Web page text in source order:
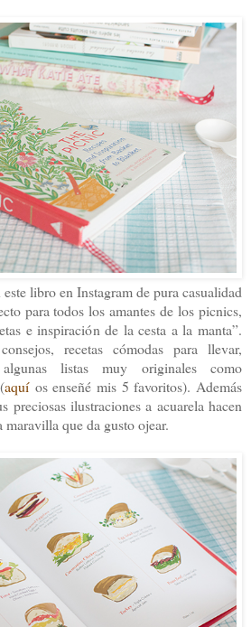
libro en Instagram de pura casualidad
para todos los amantes de los picnics,
e inspiración de la cesta a la manta”.
recetas cómodas para llevar,
listas muy originales como
aquíos enseñé mis 5 favoritos). Además
preciosas ilustraciones a acuarela hacen
que da gusto ojear.